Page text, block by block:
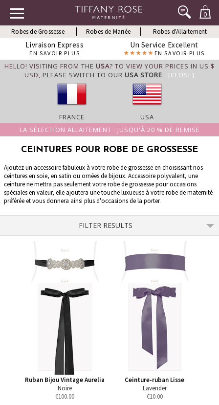
0
Robes de Grossesse Robes de Mariée Robes d'Allaitement
Livraison Express
EN SAVOIR PLUS
Un Service Excellent
EN SAVOIR PLUS
HELLO! VISITING FROM THE USA? TO VIEW YOUR PRICES IN US $
USD, PLEASE SWITCH TO OUR USA STORE. [CLOSE]
FRANCE
USA
LA SÉLECTION ALLAITEMENT : JUSQU'À 20 % DE REMISE
CEINTURES POUR ROBE DE GROSSESSE
Ajoutez un accessoire fabuleux à votre robe de grossesse en choisissant nos
ceintures en soie, en satin ou ornées de bijoux. Accessoire polyvalent, une
ceinture ne mettra pas seulement votre robe de grossesse pour occasions
spéciales en valeur, elle ajoutera une touche luxueuse à votre robe de maternité
préférée et vous donnera ainsi plus d'occasions de la porter.
FILTER RESULTS
Ruban Bijou Vintage Aurelia
Noire
€100.00
Ceinture-ruban Lisse
Lavender
€10.00